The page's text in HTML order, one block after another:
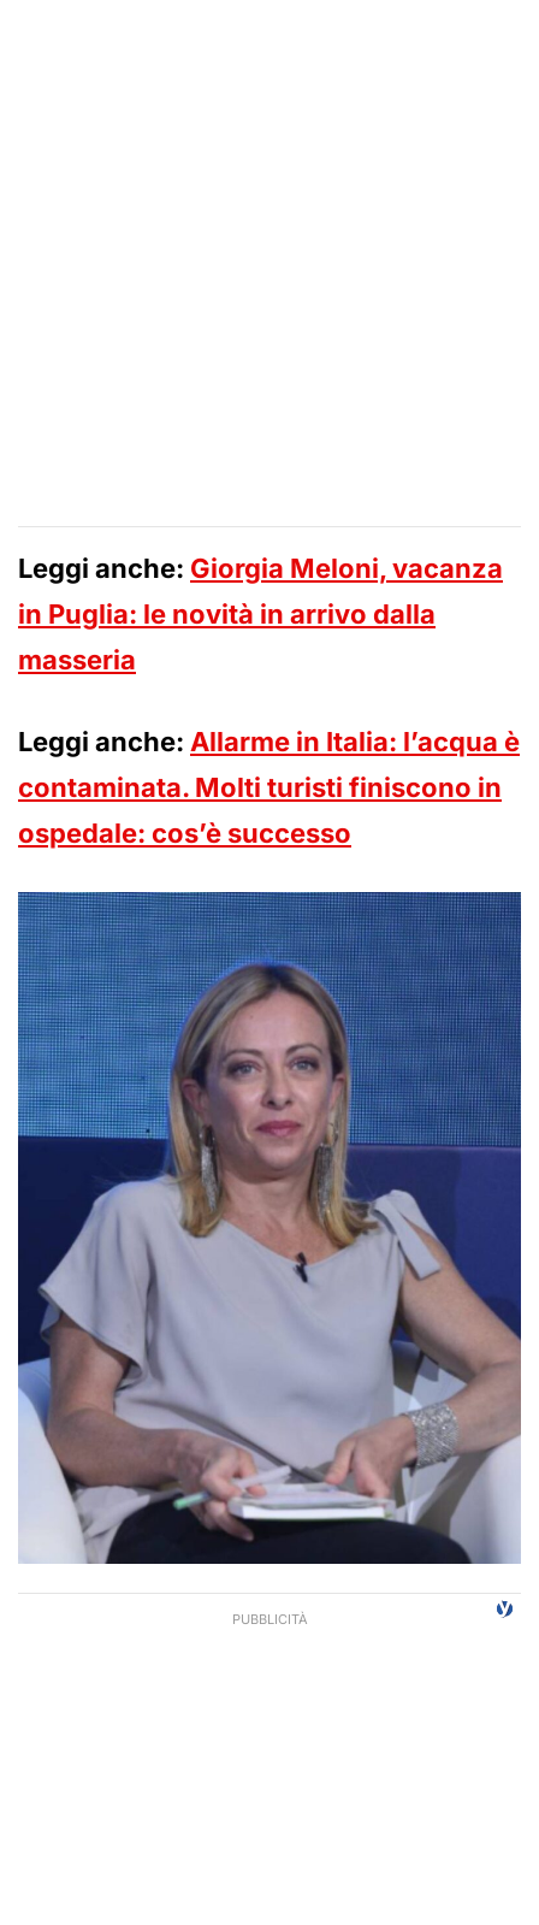
Leggi anche: Giorgia Meloni, vacanza
in Puglia: le novità in arrivo dalla
masseria
Leggi anche: Allarme in Italia: l’acqua è
contaminata. Molti turisti finiscono in
ospedale: cos’è successo